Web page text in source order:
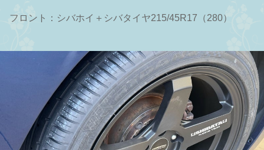
フロント：シバホイ＋シバタイヤ215/45R17（280）